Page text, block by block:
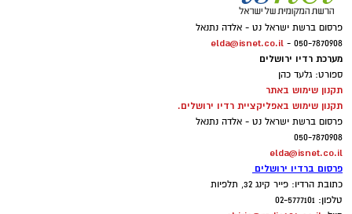
פרסום ברשת ישראל נט - אלדה נתנאל
050-7870908 -
elda@isnet.co.il
מערכת רדיו ירושלים
ספורט: גלעד כהן
תקנון שימוש באתר
תקנון שימוש באפליקציית רדיו ירושלים.
פרסום ברשת ישראל נט - אלדה נתנאל
050-7870908
elda@isnet.co.il
פרסום ברדיו ירושלים
כתובת הרדיו: פייר קינג 32, תלפיות
טלפון: 02-5777101